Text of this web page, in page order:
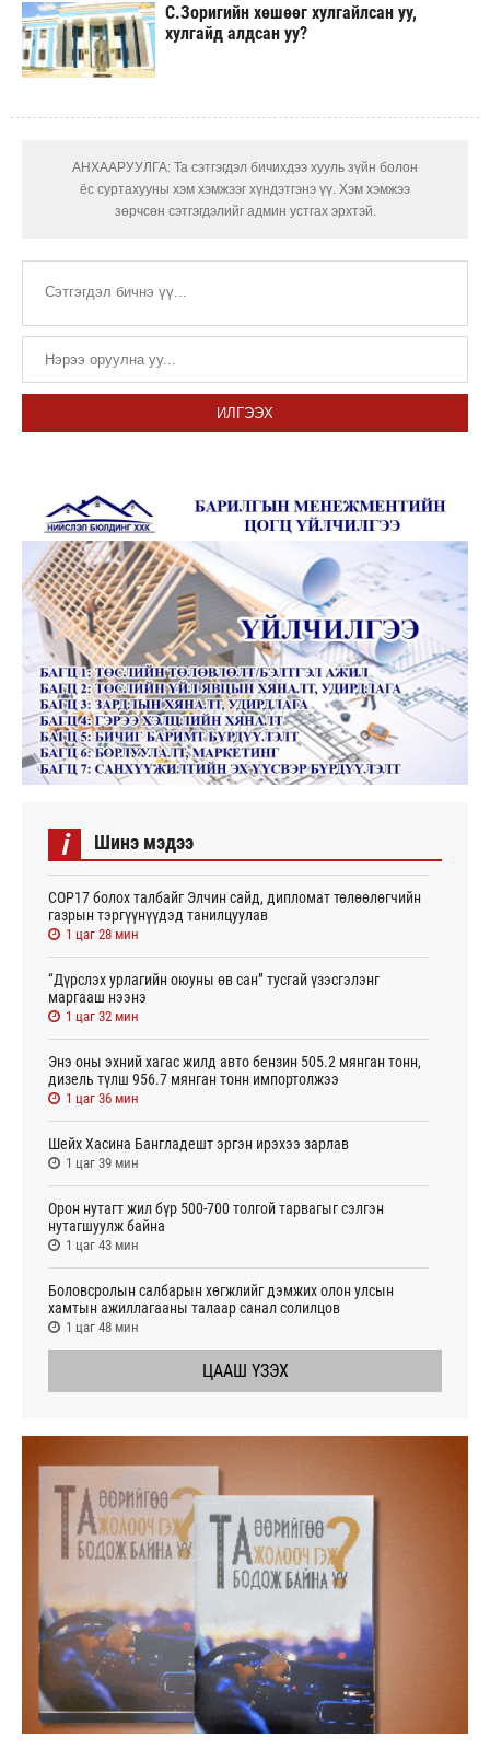
С.Зоригийн хөшөөг хулгайлсан уу,
хулгайд алдсан уу?
АНХААРУУЛГА: Та сэтгэгдэл бичихдээ хууль зүйн болон
ёс суртахууны хэм хэмжээг хүндэтгэнэ үү. Хэм хэмжээ
зөрчсөн сэтгэгдэлийг админ устгах эрхтэй.
ИЛГЭЭХ
i Шинэ мэдээ
СОР17 болох талбайг Элчин сайд, дипломат төлөөлөгчийн
газрын тэргүүнүүдэд танилцуулав
1 цаг 28 мин
“Дүрслэх урлагийн оюуны өв сан” тусгай үзэсгэлэнг
маргааш нээнэ
1 цаг 32 мин
Энэ оны эхний хагас жилд авто бензин 505.2 мянган тонн,
дизель түлш 956.7 мянган тонн импортолжээ
1 цаг 36 мин
Шейх Хасина Бангладешт эргэн ирэхээ зарлав
1 цаг 39 мин
Орон нутагт жил бүр 500-700 толгой тарвагыг сэлгэн
нутагшуулж байна
1 цаг 43 мин
Боловсролын салбарын хөгжлийг дэмжих олон улсын
хамтын ажиллагааны талаар санал солилцов
1 цаг 48 мин
ЦААШ ҮЗЭХ